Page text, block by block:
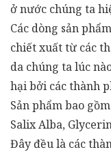
ở nước chúng ta
Các dòng sản
chiết xuất từ các
da chúng ta lúc
hại bởi các thành
Sản phẩm bao
Salix Alba,
Đây đều là các